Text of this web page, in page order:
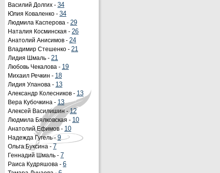
Василий Долгих - 34
Юлия Коваленко - 34
Людмила Касперова - 29
Наталия Косминская - 26
Анатолий Анисимов - 24
Владимир Стешенко - 21
Лидия Шмаль - 21
Любовь Чекалова - 19
Михаил Речкин - 18
Лидия Уланова - 13
Александр Колесников - 13
Вера Кубочкина - 13
Алексей Василишин -12
Людмила Бялковская - 10
Анатолий Ефимов - 10
Надежда Гугель -9
Ольга Буксина - 7
Геннадий Шмаль - 7
Раиса Кудряшова - 6